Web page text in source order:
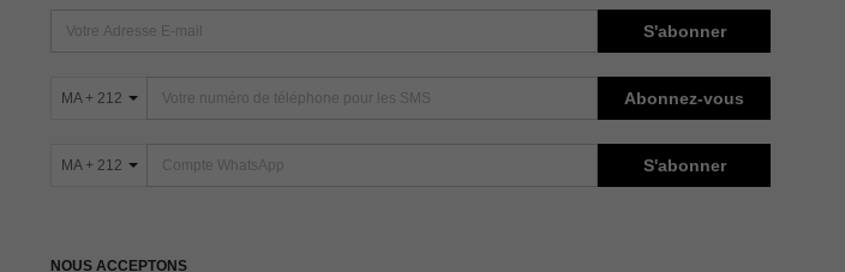
S'abonner
MA + 212 Abonnez-vous
MA + 212 S'abonner
NOUS ACCEPTONS